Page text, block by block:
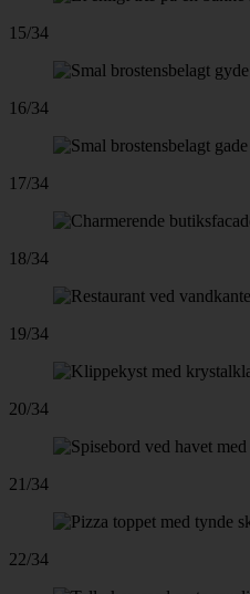
15/34
16/34
17/34
18/34
19/34
20/34
21/34
22/34